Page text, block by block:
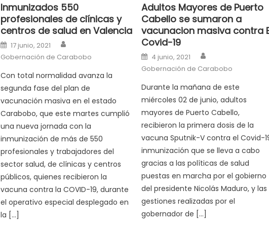
Inmunizados 550
profesionales de clínicas y
centros de salud en Valencia
Posted on
17 junio, 2021
Gobernación de Carabobo
Con total normalidad avanza la
segunda fase del plan de
vacunación masiva en el estado
Carabobo, que este martes cumplió
una nueva jornada con la
inmunización de más de 550
profesionales y trabajadores del
sector salud, de clínicas y centros
públicos, quienes recibieron la
vacuna contra la COVID-19, durante
el operativo especial desplegado en
la […]
Adultos Mayores de Puerto
Cabello se sumaron a
vacunacion masiva contra
Covid-19
Posted on
4 junio, 2021
Gobernación de Carabobo
Durante la mañana de este
miércoles 02 de junio, adultos
mayores de Puerto Cabello,
recibieron la primera dosis de la
vacuna Sputnik-V contra el Covid-
inmunización que se lleva a cabo
gracias a las políticas de salud
puestas en marcha por el gobierno
del presidente Nicolás Maduro, y las
gestiones realizadas por el
gobernador de […]